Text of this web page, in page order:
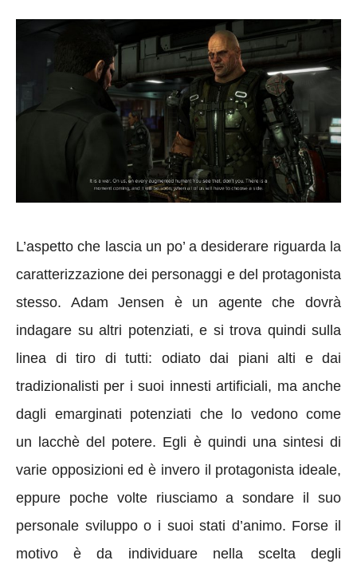
L’aspetto che lascia un po’ a desiderare riguarda la
caratterizzazione dei personaggi e del protagonista
stesso. Adam Jensen è un agente che dovrà
indagare su altri potenziati, e si trova quindi sulla
linea di tiro di tutti: odiato dai piani alti e dai
tradizionalisti per i suoi innesti artificiali, ma anche
dagli emarginati potenziati che lo vedono come
un lacchè del potere. Egli è quindi una sintesi di
varie opposizioni ed è invero il protagonista ideale,
eppure poche volte riusciamo a sondare il suo
personale sviluppo o i suoi stati d’animo. Forse il
motivo è da individuare nella scelta degli